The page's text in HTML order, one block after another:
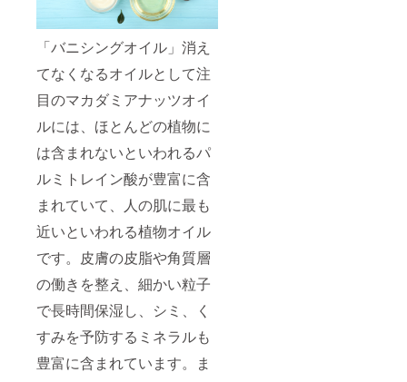
「バニシングオイル」消え
てなくなるオイルとして注
目のマカダミアナッツオイ
ルには、ほとんどの植物に
は含まれないといわれるパ
ルミトレイン酸が豊富に含
まれていて、人の肌に最も
近いといわれる植物オイル
です。皮膚の皮脂や角質層
の働きを整え、細かい粒子
で長時間保湿し、シミ、く
すみを予防するミネラルも
豊富に含まれています。ま